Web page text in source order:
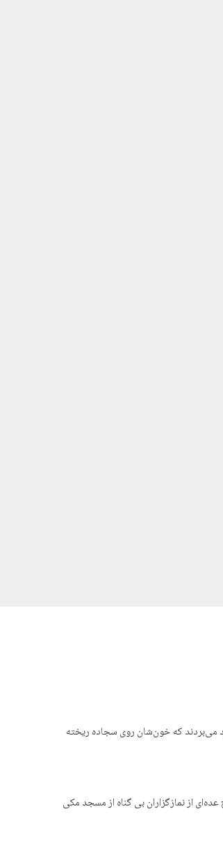
می‌بردند که خون‌شان روی سجاده ریخته
است. بعد از خروج عده‌ای از نمازگزاران بی گناه از مسجد مکی